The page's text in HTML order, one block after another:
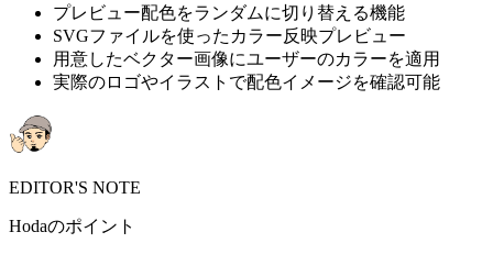
プレビュー配色をランダムに切り替える機能
SVGファイルを使ったカラー反映プレビュー
用意したベクター画像にユーザーのカラーを適用
実際のロゴやイラストで配色イメージを確認可能
EDITOR'S NOTE
Hodaのポイント